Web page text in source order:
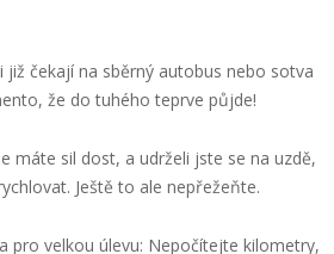
již čekají na sběrný autobus nebo sotva
že do tuhého teprve půjde!
máte sil dost, a udrželi jste se na uzdě,
Ještě to ale nepřežeňte.
pro velkou úlevu: Nepočítejte kilometry,